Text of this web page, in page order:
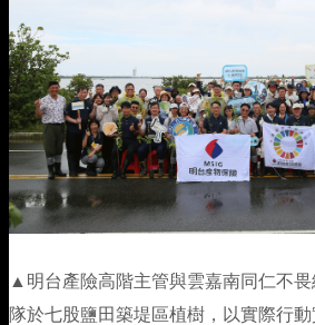
▲ 明台產險高階主管與雲嘉南同仁不
隊於七股鹽田築堤區植樹，以實際行動